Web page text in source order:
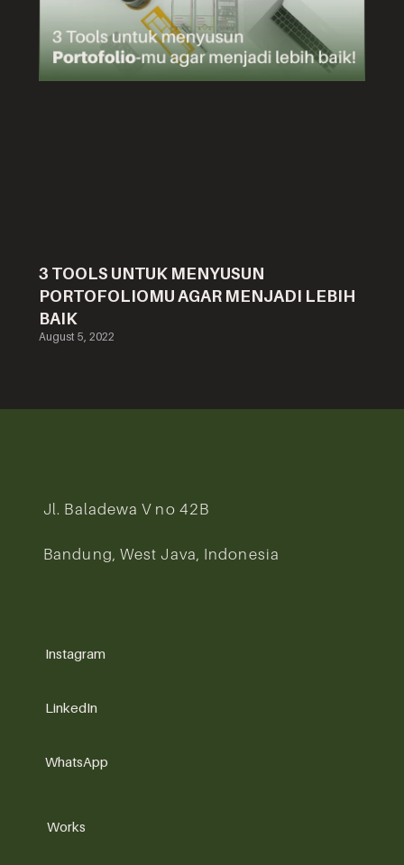
3 TOOLS UNTUK MENYUSUN
PORTOFOLIOMU AGAR MENJADI LEBIH
BAIK
August 5, 2022
Works
Instagram
LinkedIn
WhatsApp
Jl. Baladewa V no 42B
Bandung, West Java, Indonesia